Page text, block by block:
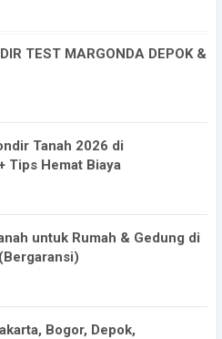
TEST MARGONDA DEPOK &
Tanah 2026 di
Tips Hemat Biaya
untuk Rumah & Gedung di
Bogor, Depok,